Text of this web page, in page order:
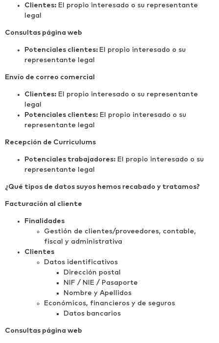
Clientes: El propio interesado o su representante
legal
Consultas página web
Potenciales clientes: El propio interesado o su
representante legal
Envío de correo comercial
Clientes: El propio interesado o su representante
legal
Potenciales clientes: El propio interesado o su
representante legal
Recepción de Curriculums
Potenciales trabajadores: El propio interesado o su
representante legal
¿Qué tipos de datos suyos hemos recabado y tratamos?
Facturación al cliente
Finalidades
Gestión de clientes/proveedores, contable,
fiscal y administrativa
Clientes
Datos identificativos
Dirección postal
NIF / NIE / Pasaporte
Nombre y Apellidos
Económicos, financieros y de seguros
Datos bancarios
Consultas página web